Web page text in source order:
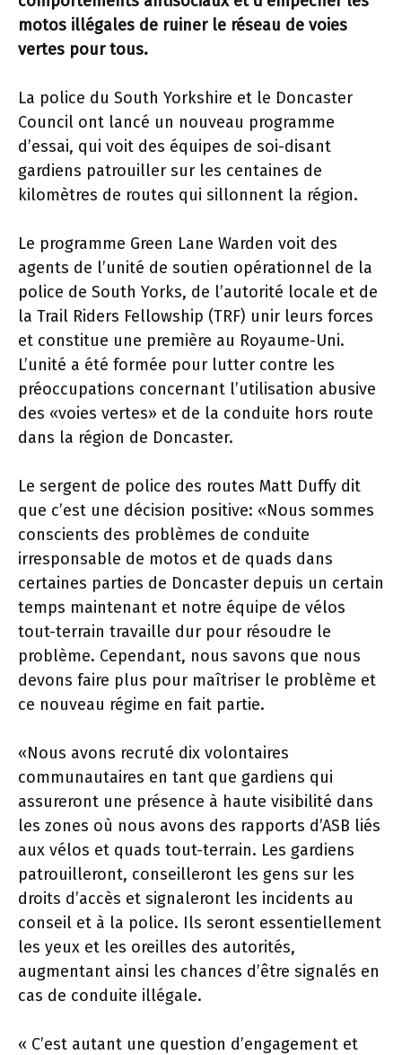
motos illégales de ruiner le réseau de voies
vertes pour tous.
La police du South Yorkshire et le Doncaster
Council ont lancé un nouveau programme
d’essai, qui voit des équipes de soi-disant
gardiens patrouiller sur les centaines de
kilomètres de routes qui sillonnent la région.
Le programme Green Lane Warden voit des
agents de l’unité de soutien opérationnel de la
police de South Yorks, de l’autorité locale et de
la Trail Riders Fellowship (TRF) unir leurs forces
et constitue une première au Royaume-Uni.
L’unité a été formée pour lutter contre les
préoccupations concernant l’utilisation abusive
des «voies vertes» et de la conduite hors route
dans la région de Doncaster.
Le sergent de police des routes Matt Duffy dit
que c’est une décision positive: «Nous sommes
conscients des problèmes de conduite
irresponsable de motos et de quads dans
certaines parties de Doncaster depuis un certain
temps maintenant et notre équipe de vélos
tout-terrain travaille dur pour résoudre le
problème. Cependant, nous savons que nous
devons faire plus pour maîtriser le problème et
ce nouveau régime en fait partie.
«Nous avons recruté dix volontaires
communautaires en tant que gardiens qui
assureront une présence à haute visibilité dans
les zones où nous avons des rapports d’ASB liés
aux vélos et quads tout-terrain. Les gardiens
patrouilleront, conseilleront les gens sur les
droits d’accès et signaleront les incidents au
conseil et à la police. Ils seront essentiellement
les yeux et les oreilles des autorités,
augmentant ainsi les chances d’être signalés en
cas de conduite illégale.
« C’est autant une question d’engagement et